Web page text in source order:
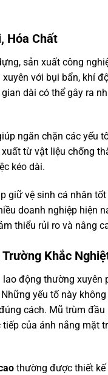
Hóa Chất
sản xuất công
với bụi bẩn, khí
dài có thể gây ra
ngăn chặn các yếu
từ vật liệu chống
kéo dài.
giữ vệ sinh cá nhân
doanh nghiệp hiện
thiểu rủi ro và nâng
Khắc
động thường
yếu tố này
cách. Mũ trùm
của ánh nắng mặt
thường được thiết kế